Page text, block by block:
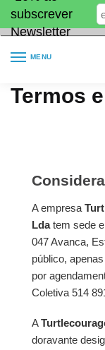
subscrever
Newsletter
MENU
Termos
A empresa
Ldatem sede
047 Avanca,
público,
por
Coletiva 514
A
doravante